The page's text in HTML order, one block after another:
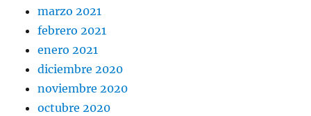
marzo 2021
febrero 2021
enero 2021
diciembre 2020
noviembre 2020
octubre 2020